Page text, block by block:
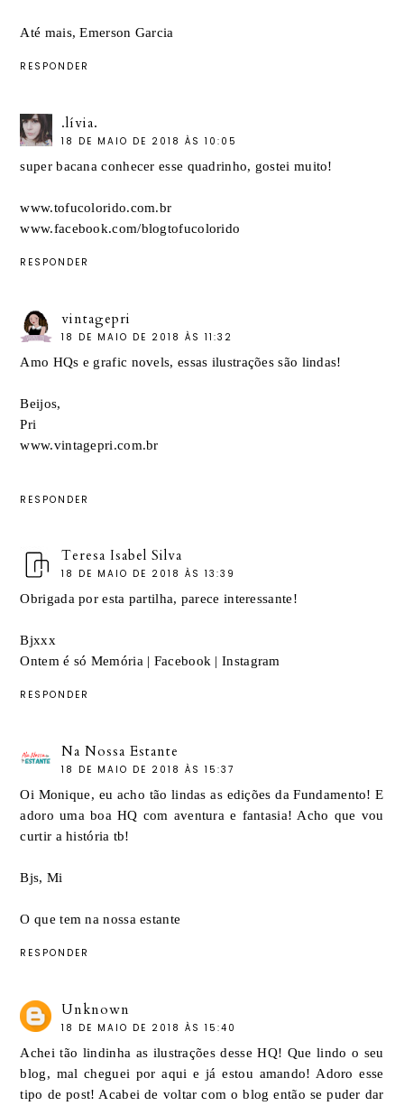
Até mais, Emerson Garcia
RESPONDER
.lívia.
18 DE MAIO DE 2018 ÀS 10:05
super bacana conhecer esse quadrinho, gostei muito!
www.tofucolorido.com.br
www.facebook.com/blogtofucolorido
RESPONDER
vintagepri
18 DE MAIO DE 2018 ÀS 11:32
Amo HQs e grafic novels, essas ilustrações são lindas!
Beijos,
Pri
www.vintagepri.com.br
RESPONDER
Teresa Isabel Silva
18 DE MAIO DE 2018 ÀS 13:39
Obrigada por esta partilha, parece interessante!
Bjxxx
Ontem é só Memória| Facebook |Instagram
RESPONDER
Na Nossa Estante
18 DE MAIO DE 2018 ÀS 15:37
Oi Monique, eu acho tão lindas as edições da Fundamento! E
adoro uma boa HQ com aventura e fantasia! Acho que vou
curtir a história tb!
Bjs, Mi
O que tem na nossa estante
RESPONDER
Unknown
18 DE MAIO DE 2018 ÀS 15:40
Achei tão lindinha as ilustrações desse HQ! Que lindo o seu
blog, mal cheguei por aqui e já estou amando! Adoro esse
tipo de post! Acabei de voltar com o blog então se puder dar